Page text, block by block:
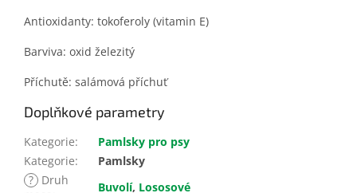
Antioxidanty: tokoferoly (vitamin E)
Barviva: oxid železitý
Příchutě: salámová příchuť
Doplňkové parametry
Kategorie:
Pamlsky pro psy
Kategorie:
Pamlsky
? Druh
Buvolí, Lososové